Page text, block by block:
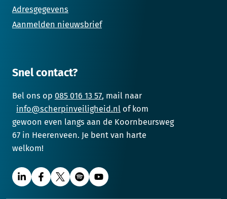
Adresgegevens
Aanmelden nieuwsbrief
Snel contact?
Bel ons op 085 016 13 57, mail naar
info@scherpinveiligheid.nl of kom
gewoon even langs aan de Koornbeursweg
67 in Heerenveen. Je bent van harte
welkom!